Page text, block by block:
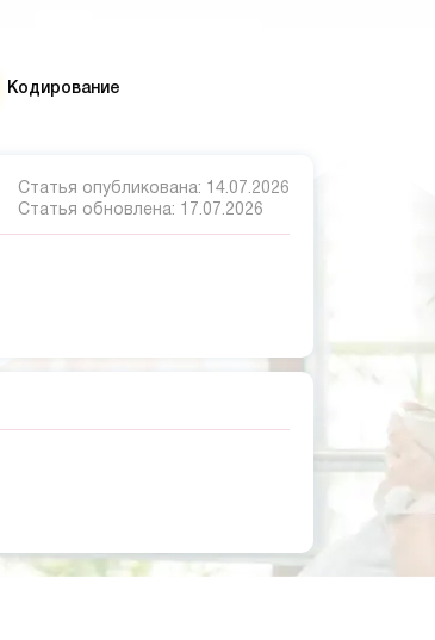
Кодирование
Статья опубликована: 14.07.2026
Статья обновлена: 17.07.2026